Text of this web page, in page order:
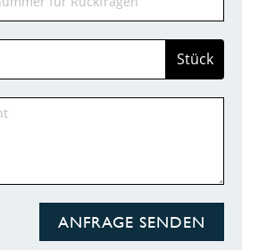
Stück
ANFRAGE SENDEN